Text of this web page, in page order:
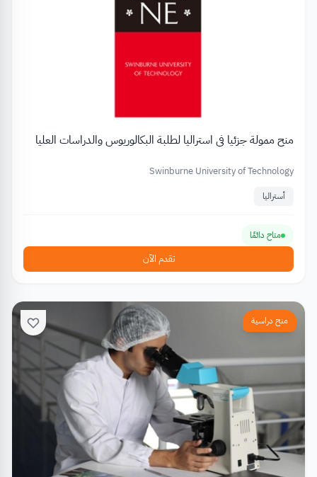
منح ممولة جزئيا في استراليا لطلبة البكالوريوس والدراسات العليا
Swinburne University of Technology
أستراليا
متاح دائمًا
تقدم الآن
منح دراسية